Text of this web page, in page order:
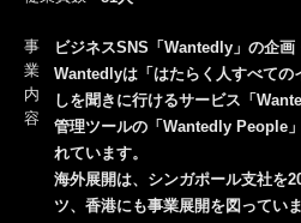
事
業
内
容
ビジネスSNS「Wantedly」の企画
Wantedlyは「はたらく人すべての
しを聞きに行けるサービス「
管理ツールの「Wantedly People
れています。
海外展開は、シンガポール支社を
ツ、香港にも事業展開を図っていま